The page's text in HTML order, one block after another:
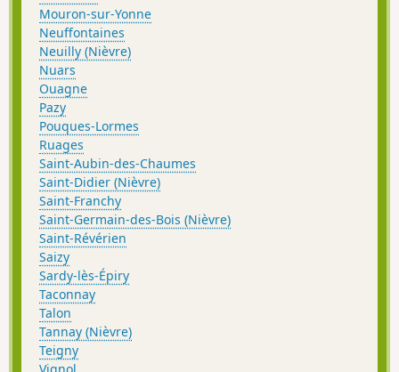
Mouron-sur-Yonne
Neuffontaines
Neuilly (Nièvre)
Nuars
Ouagne
Pazy
Pouques-Lormes
Ruages
Saint-Aubin-des-Chaumes
Saint-Didier (Nièvre)
Saint-Franchy
Saint-Germain-des-Bois (Nièvre)
Saint-Révérien
Saizy
Sardy-lès-Épiry
Taconnay
Talon
Tannay (Nièvre)
Teigny
Vignol